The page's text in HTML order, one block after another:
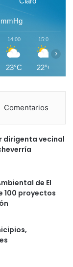
mmHg
14:00
23°C
15:00
22°C
›
Comentarios
dirigenta vecinal
de El
100 proyectos